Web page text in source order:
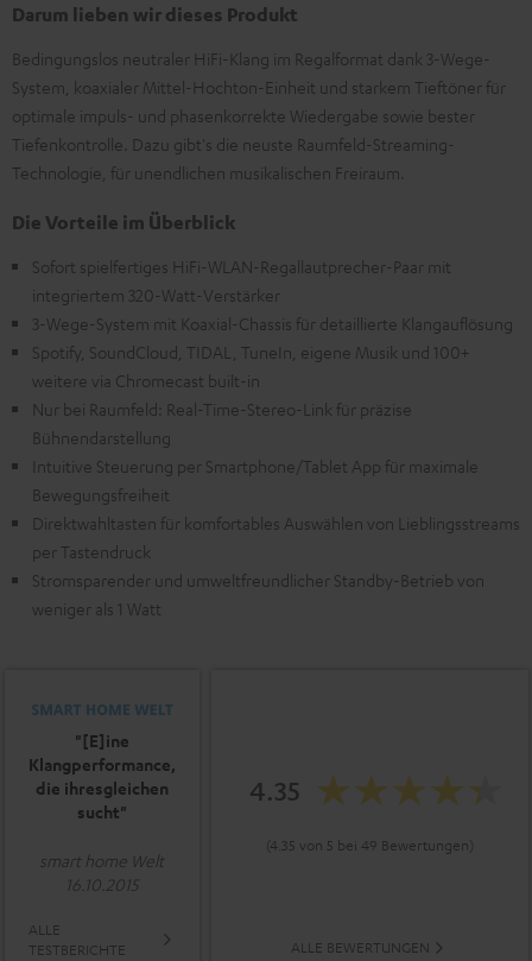
Darum lieben wir dieses Produkt
Bedingungslos neutraler HiFi-Klang im Regalformat dank 3-Wege-
System, koaxialer Mittel-Hochton-Einheit und starkem Tieftöner für
optimale impuls- und phasenkorrekte Wiedergabe sowie bester
Tiefenkontrolle. Dazu gibt's die neuste Raumfeld-Streaming-
Technologie, für unendlichen musikalischen Freiraum.
Die Vorteile im Überblick
Sofort spielfertiges HiFi-WLAN-Regallautprecher-Paar mit
integriertem 320-Watt-Verstärker
3-Wege-System mit Koaxial-Chassis für detaillierte Klangauflösung
Spotify, SoundCloud, TIDAL, TuneIn, eigene Musik und 100+
weitere via Chromecast built-in
Nur bei Raumfeld: Real-Time-Stereo-Link für präzise
Bühnendarstellung
Intuitive Steuerung per Smartphone/Tablet App für maximale
Bewegungsfreiheit
Direktwahltasten für komfortables Auswählen von Lieblingsstreams
per Tastendruck
Stromsparender und umweltfreundlicher Standby-Betrieb von
weniger als 1 Watt
"[E]ine
Klangperformance,
die ihresgleichen
sucht"
smart home Welt
16.10.2015
ALLE
TESTBERICHTE
4.35
(4.35 von 5 bei 49 Bewertungen)
ALLE BEWERTUNGEN